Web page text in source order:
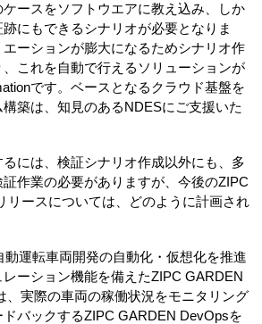
ースをソフトウエアに教え込み、しか
にもできるシナリオが必要となりま
ーションが膨大になるためシナリオ作
これを自動で行えるソリューションが
です。ベースとなるクラウド基盤を
築は、知見のあるNDESにご支援いた
には、検証シナリオ作成以外にも、多
証作業の必要がありますが、今後のZIPC
リースについては、どのように計画され
運転車両開発の自動化・仮想化を推進
ーション機能を備えたZIPC GARDEN
、実際の車両の稼働状況をモニタリング
バックするZIPC GARDEN DevOpsを